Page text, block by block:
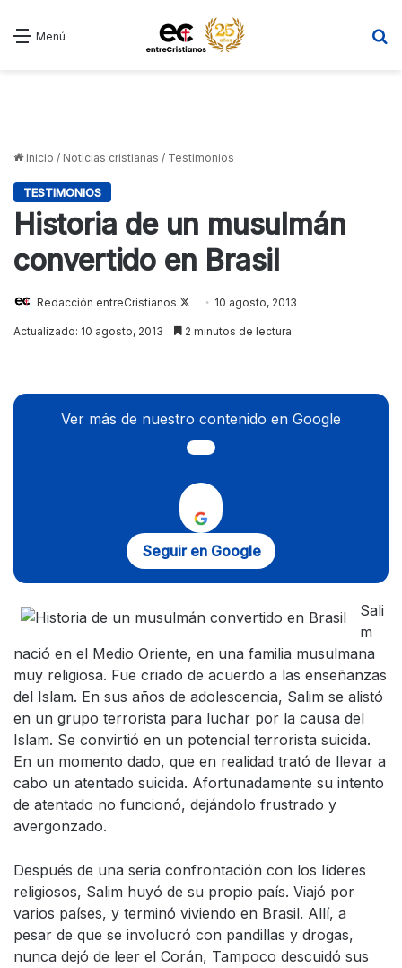
Menú
Inicio / Noticias cristianas / Testimonios
TESTIMONIOS
Historia de un musulmán
convertido en Brasil
Redacción entreCristianos
Follow10 agosto, 2013
Actualizado: 10 agosto, 2013 2 minutos de lectura
Ver más de nuestro contenido en Google
Seguir en Google
Sali
m
nació en el Medio Oriente, en una familia musulmana
muy religiosa. Fue criado de acuerdo a las enseñanzas
del Islam. En sus años de adolescencia, Salim se alistó
en un grupo terrorista para luchar por la causa del
Islam. Se convirtió en un potencial terrorista suicida.
En un momento dado, que en realidad trató de llevar a
cabo un atentado suicida. Afortunadamente su intento
de atentado no funcionó, dejándolo frustrado y
avergonzado.
Después de una seria confrontación con los líderes
religiosos, Salim huyó de su propio país. Viajó por
varios países, y terminó viviendo en Brasil. Allí, a
pesar de que se involucró con pandillas y drogas,
nunca dejó de leer el Corán, Tampoco descuidó sus